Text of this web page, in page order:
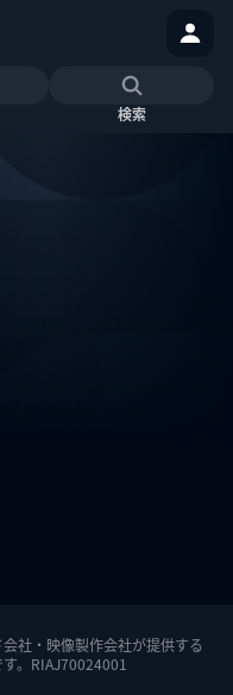
検索
社・映像製作会社が提供する
。RIAJ70024001